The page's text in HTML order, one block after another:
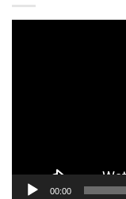
00:00